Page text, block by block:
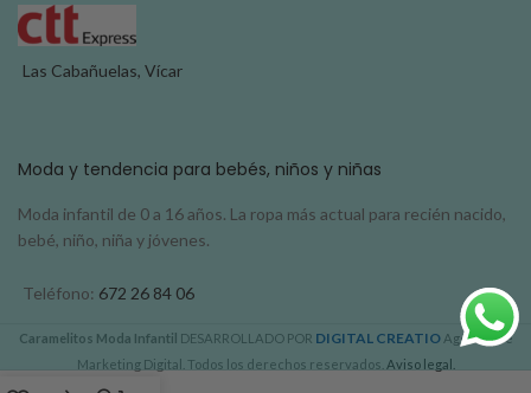
Las Cabañuelas, Vícar
Moda y tendencia para bebés, niños y niñas
Moda infantil de 0 a 16 años. La ropa más actual para recién nacido,
bebé, niño, niña y jóvenes.
Teléfono: 672 26 84 06
Caramelitos Moda Infantil DESARROLLADO POR DIGITAL CREATIOAgencia de
Marketing Digital. Todos los derechos reservados. Aviso legal.